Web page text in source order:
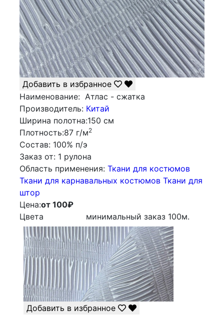
Добавить в избранное
Наименование: Атлас - сжатка
Производитель: Китай
Ширина полотна:150 см
Плотность:87 г/м2
Состав: 100% п/э
Заказ от: 1 рулона
Облаcть применения: Ткани для костюмов
Ткани для карнавальных костюмов Ткани для
штор
Цена:от 100₽
Цвета
минимальный заказ 100м.
Добавить в избранное